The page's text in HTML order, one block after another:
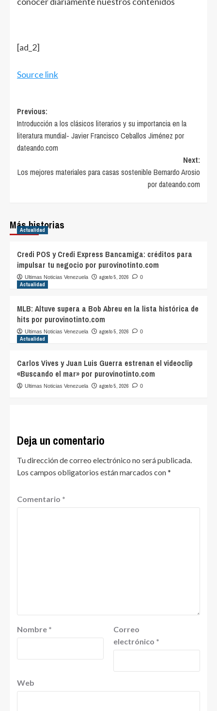
[ad_2]
Source link
Post
navigation
Previous:
Introducción a los clásicos literarios y su importancia en la
literatura mundial- Javier Francisco Ceballos Jiménez por
dateando.com
Next:
Los mejores materiales para casas sostenible Bernardo Arosio
por dateando.com
Más historias
Actualidad
Credi POS y Credi Express Bancamiga: créditos para
impulsar tu negocio por purovinotinto.com
Ultimas Noticias Venezuela agosto 5, 2026 0
Actualidad
MLB: Altuve supera a Bob Abreu en la lista histórica de
hits por purovinotinto.com
Ultimas Noticias Venezuela agosto 5, 2026 0
Actualidad
Carlos Vives y Juan Luis Guerra estrenan el videoclip
«Buscando el mar» por purovinotinto.com
Ultimas Noticias Venezuela agosto 5, 2026 0
Deja un comentario
Tu dirección de correo electrónico no será publicada.
Los campos obligatorios están marcados con*
Comentario *
Nombre *
Correo
electrónico *
Web